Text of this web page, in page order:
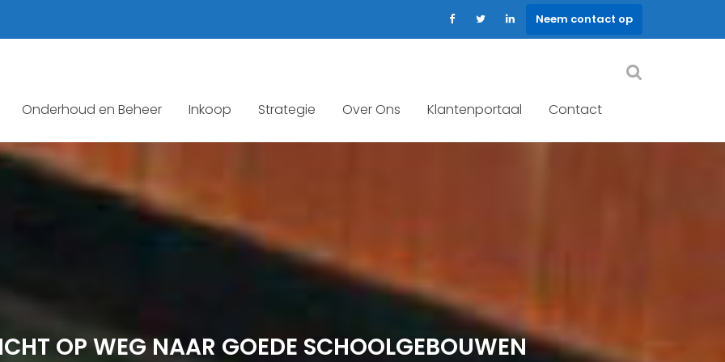
Neem contact op
Onderhoud en Beheer Inkoop Strategie Over Ons Klantenportaal Contact
OP WEG NAAR GOEDE SCHOOLGEBOUWEN